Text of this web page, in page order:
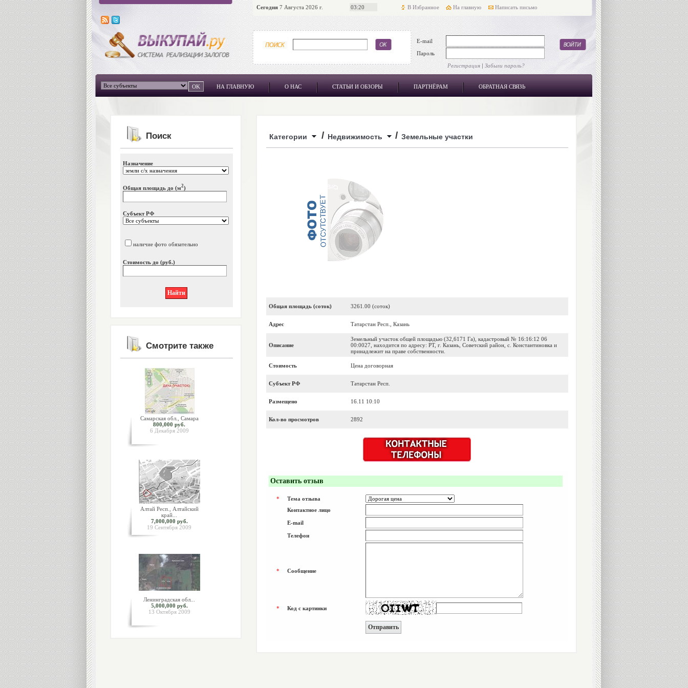
Сегодня7 Августа 2026 г. 03:20 В Избранное На главную Написать письмо
E-mail
Пароль
Регистрация| Забыли пароль?
НА ГЛАВНУЮ О НАС СТАТЬИ И ОБЗОРЫ ПАРТНЁРАМ ОБРАТНАЯ СВЯЗЬ
Поиск
Назначение
Общая площадь до (м2)
Субъект РФ
наличие фото обязательно
Стоимость до (руб.)
Смотрите также
Самарская обл., Самара
800,000 руб.
6 Декабря 2009
Алтай Респ., Алтайский
край...
7,000,000 руб.
19 Сентября 2009
Ленинградская обл...
5,000,000 руб.
13 Октября 2009
Категории / Недвижимость / Земельные участки
Общая площадь (соток) 3261.00 (соток)
Адрес Татарстан Респ., Казань
Описание
Земельный участок общей площадью (32,6171 Га), кадастровый № 16:16:12 06
00:0027, находится по адресу: РТ, г. Казань, Советский район, с. Константиновка и
принадлежит на праве собственности.
Стоимость Цена договорная
Субъект РФ Татарстан Респ.
Размещено 16.11 10:10
Кол-во просмотров 2892
Оставить отзыв
*
Тема отзыва
Контактное лицо
E-mail
Телефон
* Сообщение
* Код с картинки